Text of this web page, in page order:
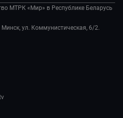
МТРК «Мир» в Республике Беларусь
ул. Коммунистическая, 6/2.